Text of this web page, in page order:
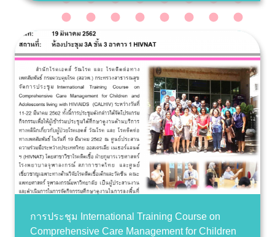
การประชุม International Training Course on
Comprehensive Care Management for Children